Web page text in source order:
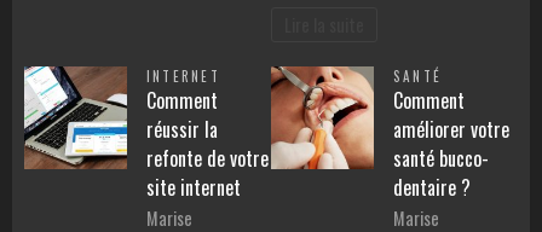
INTERNET
Comment
réussir la
refonte de votre
site internet
Marise
SANTÉ
Comment
améliorer votre
santé bucco-
dentaire ?
Marise